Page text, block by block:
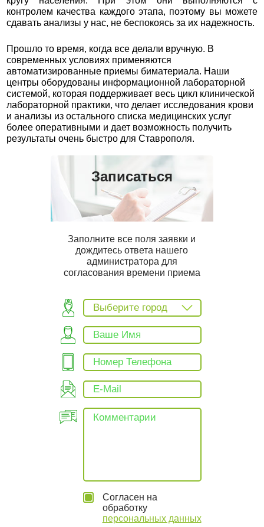
контролем качества каждого этапа, поэтому вы можете
сдавать анализы у нас, не беспокоясь за их надежность.
Прошло то время, когда все делали вручную. В
современных условиях применяются
автоматизированные приемы биматериала. Наши
центры оборудованы информационной лабораторной
системой, которая поддерживает весь цикл клинической
лабораторной практики, что делает исследования крови
и анализы из остального списка медицинских услуг
более оперативными и дает возможность получить
результаты очень быстро для Ставрополя.
Записаться
Заполните все поля заявки и
дождитесь ответа нашего
администратора для
согласования времени приема
Выберите город
Согласен на
обработку
персональных данных